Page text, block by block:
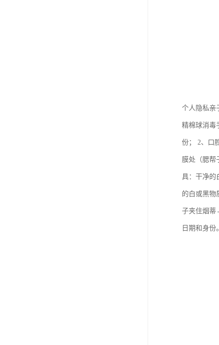
个人隐私亲
精棉球消毒
份； 2、口
膜处（腮帮
具：干净的
的白或黑物
子夹住烟
日期和身份。